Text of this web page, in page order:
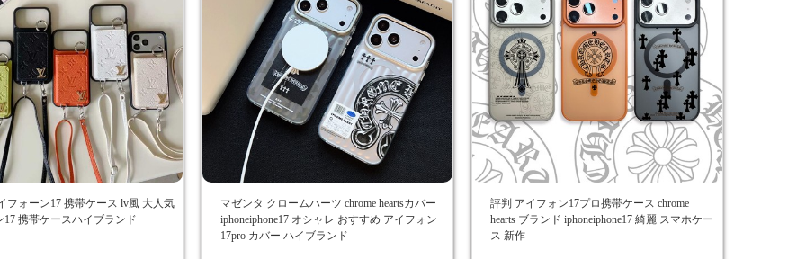
フォーン17 携帯ケース lv風 大人気
17 携帯ケースハイブランド
マゼンタ クロームハーツ chrome heartsカバー
iphoneiphone17 オシャレ おすすめ アイフォン
17pro カバー ハイブランド
評判 アイフォン17プロ携帯ケース chrome
hearts ブランド iphoneiphone17 綺麗 スマホケー
ス 新作